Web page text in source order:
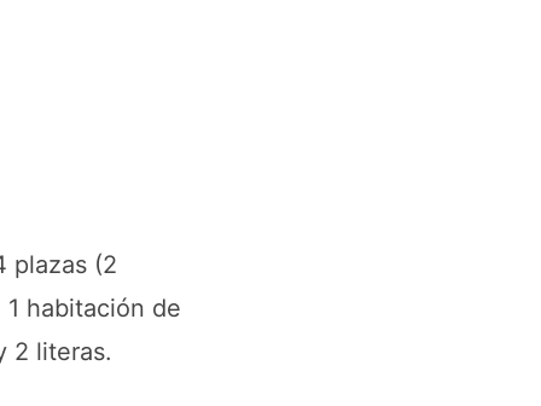
plazas (2
habitación de
2 literas.